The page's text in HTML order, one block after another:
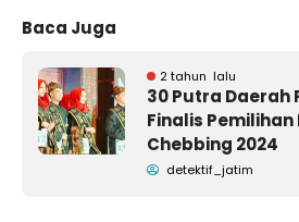
Baca Juga
2 tahun lalu
30 Putra Daerah
Finalis
Chebbing 2024
detektif_jatim